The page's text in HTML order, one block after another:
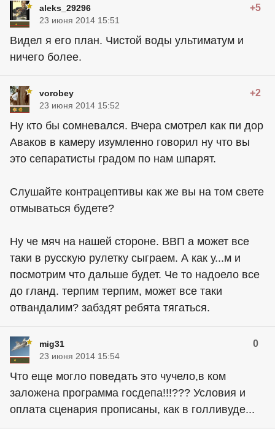
aleks_29296 +5
23 июня 2014 15:51
Видел я его план. Чистой воды ультиматум и
ничего более.
vorobey +2
23 июня 2014 15:52
Ну кто бы сомневался. Вчера смотрел как пи дор
Аваков в камеру изумленно говорил ну что вы
это сепаратисты градом по нам шпарят.
Слушайте контрацептивы как же вы на том свете
отмываться будете?
Ну че мяч на нашей стороне. ВВП а может все
таки в русскую рулетку сыграем. А как у...м и
посмотрим что дальше будет. Че то надоело все
до гланд. терпим терпим, может все таки
отвандалим? забздят ребята тягаться.
mig31 0
23 июня 2014 15:54
Что еще могло поведать это чучело,в ком
заложена программа госдепа!!!??? Условия и
оплата сценария прописаны, как в голливуде...